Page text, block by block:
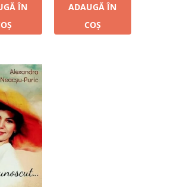
ÎN
ADAUGĂ ÎN
COȘ